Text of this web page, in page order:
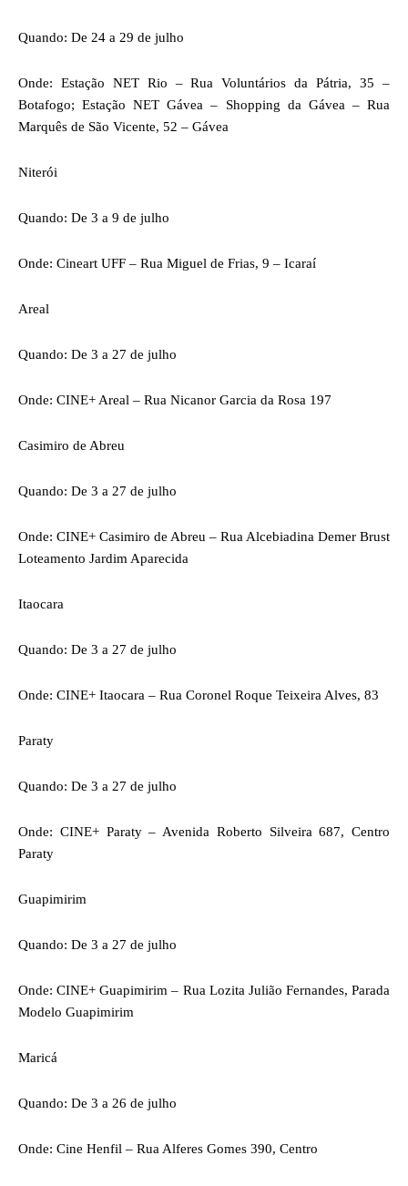
Quando: De 24 a 29 de julho
Onde: Estação NET Rio – Rua Voluntários da Pátria, 35 –
Botafogo; Estação NET Gávea – Shopping da Gávea – Rua
Marquês de São Vicente, 52 – Gávea
Niterói
Quando: De 3 a 9 de julho
Onde: Cineart UFF – Rua Miguel de Frias, 9 – Icaraí
Areal
Quando: De 3 a 27 de julho
Onde: CINE+ Areal – Rua Nicanor Garcia da Rosa 197
Casimiro de Abreu
Quando: De 3 a 27 de julho
Onde: CINE+ Casimiro de Abreu – Rua Alcebiadina Demer Brust
Loteamento Jardim Aparecida
Itaocara
Quando: De 3 a 27 de julho
Onde: CINE+ Itaocara – Rua Coronel Roque Teixeira Alves, 83
Paraty
Quando: De 3 a 27 de julho
Onde: CINE+ Paraty – Avenida Roberto Silveira 687, Centro
Paraty
Guapimirim
Quando: De 3 a 27 de julho
Onde: CINE+ Guapimirim – Rua Lozita Julião Fernandes, Parada
Modelo Guapimirim
Maricá
Quando: De 3 a 26 de julho
Onde: Cine Henfil – Rua Alferes Gomes 390, Centro